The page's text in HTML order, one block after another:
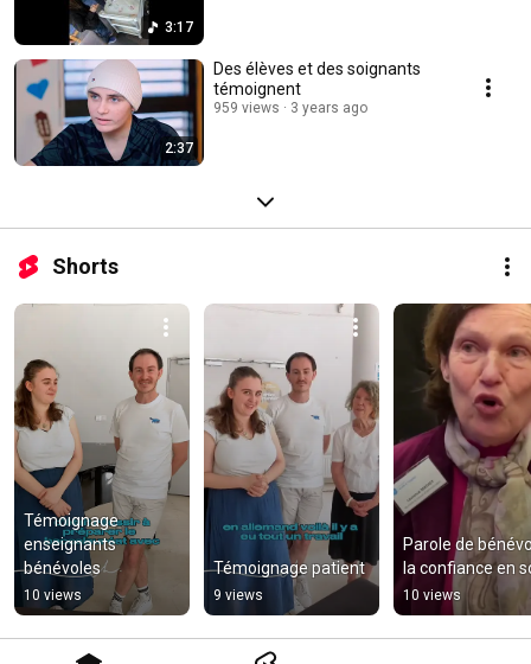
3:17
2:37
Des élèves et des soignants
témoignent
959 views 3 years ago
Shorts
Témoignage
enseignants
bénévoles
10 views
Témoignage patient
9 views
Parole de
la confiance en
10 views